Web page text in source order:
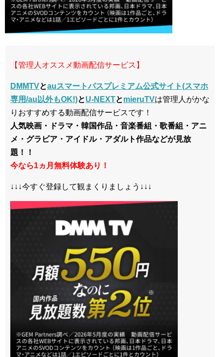
【管理人オススメ動画配信サービス】
DMMTVとauスマートパスプレミアム公式サイト(スマホ
専用/au以外もOK!)とU-NEXTとmieruTVは管理人がかな
りおすすめする動画配信サービスです！
人気映画・ドラマ・韓国作品・音楽番組・歌番組・アニ
メ・グラビア・アイドル・アダルト作品などが見放
題！！
今なら1ヵ月無料体験あり！
↓↓↓今すぐ登録して観まくりましょう↓↓↓